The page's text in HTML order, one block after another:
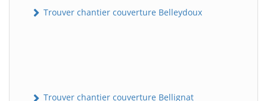
Trouver chantier couverture Belleydoux
Trouver chantier couverture Bellignat